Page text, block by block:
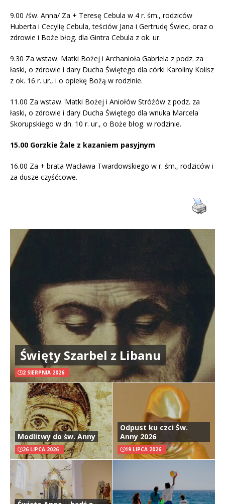
9.00 /św. Anna/ Za + Teresę Cebula w 4 r. śm., rodziców
Huberta i Cecylię Cebula, teściów Jana i Gertrudę Świec, oraz o
zdrowie i Boże błog. dla Gintra Cebula z ok. ur.
9.30 Za wstaw. Matki Bożej i Archanioła Gabriela z podz. za
łaski, o zdrowie i dary Ducha Świętego dla córki Karoliny Kolisz
z ok. 16 r. ur., i o opiekę Bożą w rodzinie.
11.00 Za wstaw. Matki Bożej i Aniołów Stróżów z podz. za
łaski, o zdrowie i dary Ducha Świętego dla wnuka Marcela
Skorupskiego w dn. 10 r. ur., o Boże błog. w rodzinie.
15.00 Gorzkie Żale z kazaniem pasyjnym
16.00 Za + brata Wacława Twardowskiego w r. śm., rodziców i
za dusze czyśćcowe.
Święty Szarbel z Libanu
2 SIERPNIA 2026
Modlitwy do św. Anny
26 LIPCA 2026
Odpust ku czci Św.
Anny 2026
19 LIPCA 2026